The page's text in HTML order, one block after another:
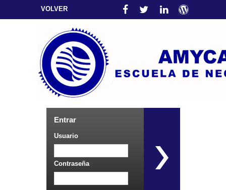
VOLVER
Entrar
Usuario
Contraseña